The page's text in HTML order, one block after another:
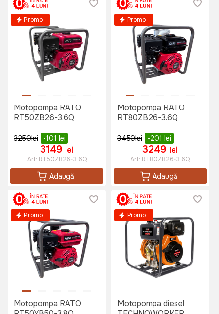
Promo
Motopompa RATO
RT50ZB26-3.6Q
3250lei -101 lei
3149 lei
Art: RT50ZB26-3.6Q
Adaugă
Promo
Motopompa RATO
RT80ZB26-3.6Q
3450lei -201 lei
3249 lei
Art: RT80ZB26-3.6Q
Adaugă
Promo
Motopompa RATO
Promo
Motopompa diesel